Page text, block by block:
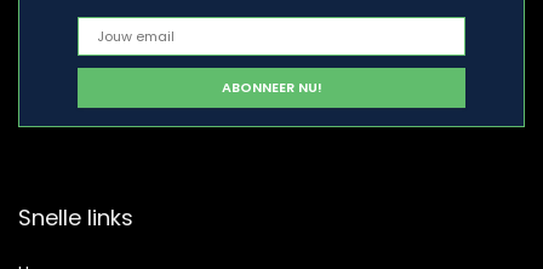
Snelle links